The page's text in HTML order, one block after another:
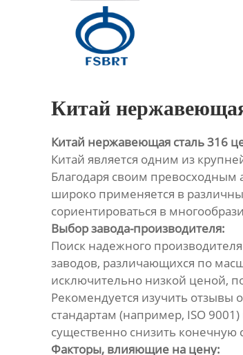
Контакты
Китай
Китай нержавеющая сталь 316
Китай является одним из
Благодаря своим превосходным
широко применяется в
сориентироваться в
Выбор завода-производителя:
Поиск надежного
заводов, различающихся по
исключительно низкой ценой,
Рекомендуется изучить
стандартам (например, ISO
существенно снизить конечную
Факторы, влияющие на цену: